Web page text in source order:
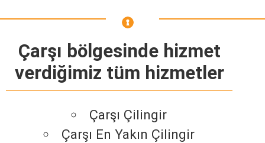
Çarşı bölgesinde hizmet
verdiğimiz tüm hizmetler
Çarşı Çilingir
Çarşı En Yakın Çilingir